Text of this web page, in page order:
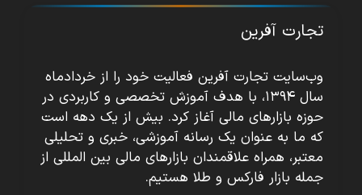
تجارت آفرین
وب‌سایت تجارت آفرین فعالیت خود را از خردادماه
سال ۱۳۹۴، با هدف آموزش تخصصی و کاربردی در
حوزه بازارهای مالی آغاز کرد. بیش از یک دهه است
که ما به عنوان یک رسانه آموزشی، خبری و تحلیلی
معتبر، همراه علاقمندان بازارهای مالی بین المللی از
جمله بازار فارکس و طلا هستیم.